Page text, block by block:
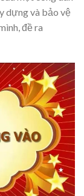
dựng và bảo vệ
đề ra